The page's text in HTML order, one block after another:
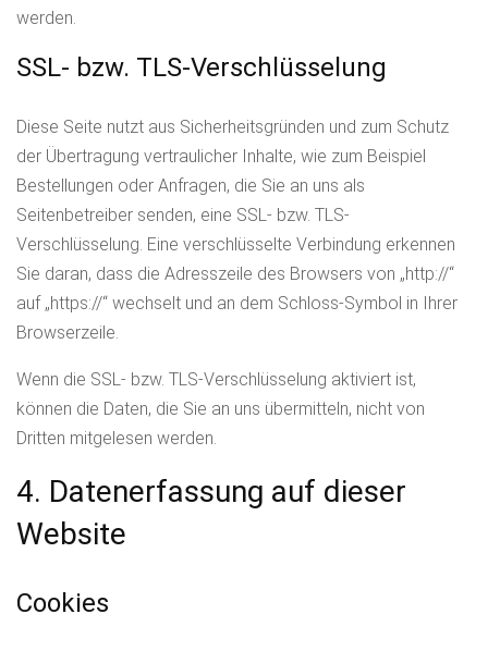
werden.
SSL- bzw. TLS-Verschlüsselung
Diese Seite nutzt aus Sicherheitsgründen und zum Schutz
der Übertragung vertraulicher Inhalte, wie zum Beispiel
Bestellungen oder Anfragen, die Sie an uns als
Seitenbetreiber senden, eine SSL- bzw. TLS-
Verschlüsselung. Eine verschlüsselte Verbindung erkennen
Sie daran, dass die Adresszeile des Browsers von „http://“
auf „https://“ wechselt und an dem Schloss-Symbol in Ihrer
Browserzeile.
Wenn die SSL- bzw. TLS-Verschlüsselung aktiviert ist,
können die Daten, die Sie an uns übermitteln, nicht von
Dritten mitgelesen werden.
4. Datenerfassung auf dieser
Website
Cookies